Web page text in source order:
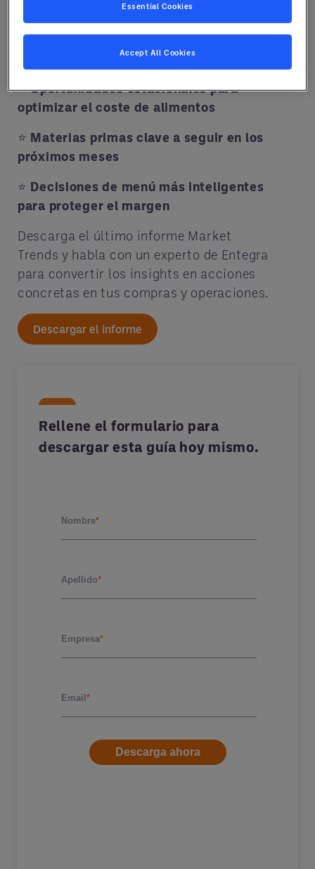
verdaderas oportunidades y riesgos.
⭐Categorías que se estabilizan frente a
otras bajo presión
⭐Oportunidades estacionales para
optimizar el coste de alimentos
⭐ Materias primas clave a seguir en los
próximos meses
⭐ Decisiones de menú más inteligentes
para proteger el margen
Descarga el último informe Market
Trends y habla con un experto de Entegra
para convertir los insights en acciones
concretas en tus compras y operaciones.
Descargar el informe
Rellene el formulario para
descargar esta guía hoy mismo.
Essential Cookies
Accept All Cookies